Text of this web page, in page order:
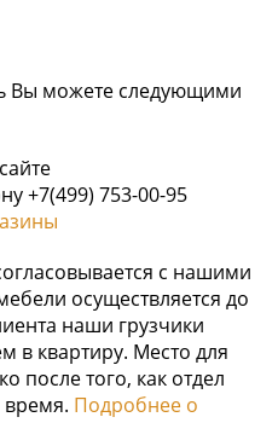
Вы можете следующими
+7(499) 753-00-95
с нашими
осуществляется до
наши грузчики
в квартиру. Место для
после того, как отдел
время. Подробнее о